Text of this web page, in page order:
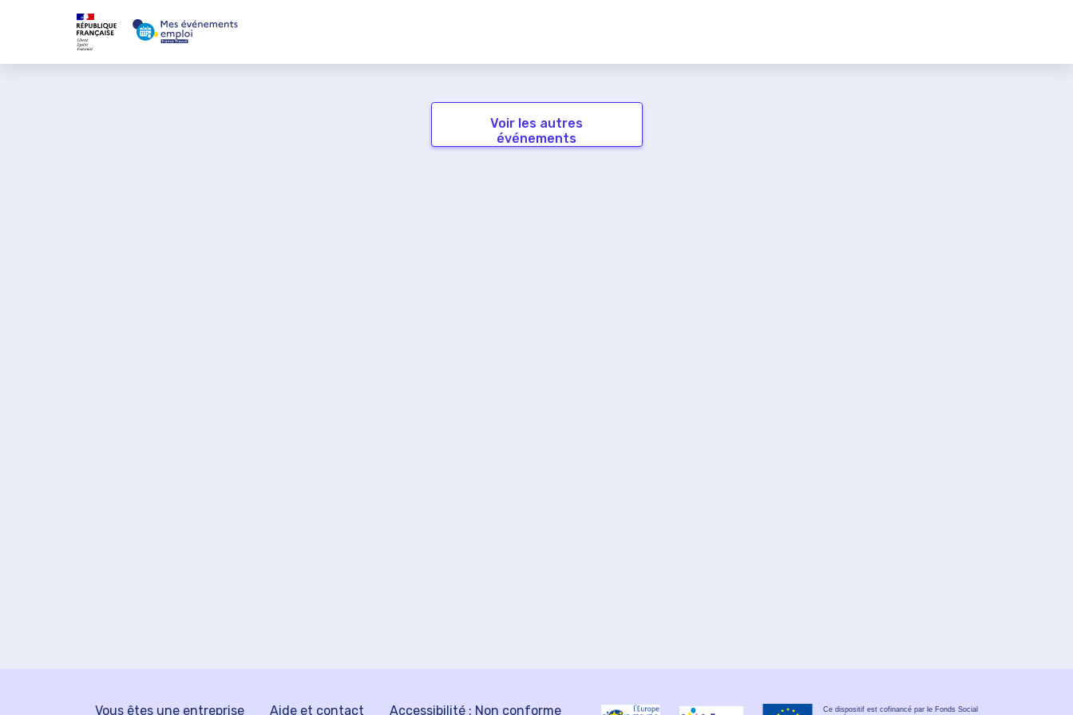
Voir les autres
événements
Vous êtes une entreprise Aide et contact Accessibilité : Non conforme
Ce dispositif est cofinancé par le Fonds Social